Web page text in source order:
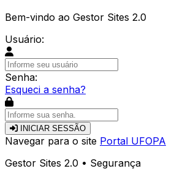
Bem-vindo ao Gestor Sites 2.0
Usuário:
Senha:
Esqueci a senha?
INICIAR SESSÃO
Navegar para o site Portal UFOPA
Gestor Sites 2.0 • Segurança